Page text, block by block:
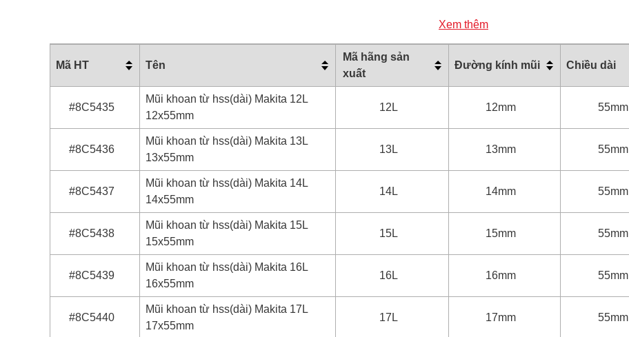
Xem thêm
Mã HT Tên
#8C5435
Mũi khoan từ hss(dài) Makita 12L
12x55mm
#8C5436
Mũi khoan từ hss(dài) Makita 13L
13x55mm
#8C5437
Mũi khoan từ hss(dài) Makita 14L
14x55mm
#8C5438
Mũi khoan từ hss(dài) Makita 15L
15x55mm
#8C5439
Mũi khoan từ hss(dài) Makita 16L
16x55mm
#8C5440
Mũi khoan từ hss(dài) Makita 17L
17x55mm
Mã hãng sản
xuất
Đường kính mũi Chiều dài
12L 12mm 55mm
13L 13mm 55mm
14L 14mm 55mm
15L 15mm 55mm
16L 16mm 55mm
17L 17mm 55mm